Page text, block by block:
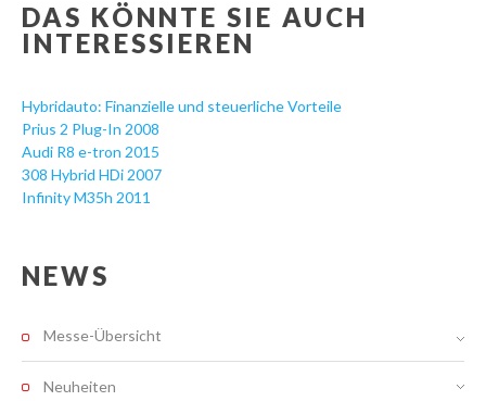
DAS KÖNNTE SIE AUCH
INTERESSIEREN
Hybridauto: Finanzielle und steuerliche Vorteile
Prius 2 Plug-In 2008
Audi R8 e-tron 2015
308 Hybrid HDi 2007
Infinity M35h 2011
NEWS
Messe-Übersicht
Neuheiten